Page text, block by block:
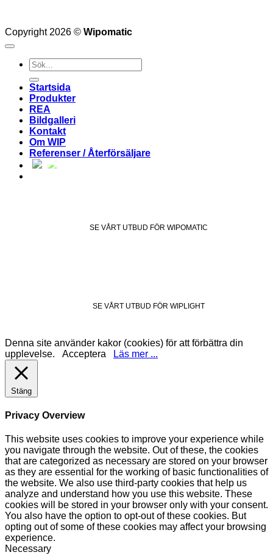
Copyright 2026 © Wipomatic
Sök
efter:
Startsida
Produkter
REA
Bildgalleri
Kontakt
Om WIP
Referenser / Återförsäljare
SE VÅRT UTBUD FÖR WIPOMATIC
SE VÅRT UTBUD FÖR WIPLIGHT
Denna site använder kakor (cookies) för att förbättra din
upplevelse. Acceptera Läs mer ...
Stäng
Privacy Overview
This website uses cookies to improve your experience while
you navigate through the website. Out of these, the cookies
that are categorized as necessary are stored on your browser
as they are essential for the working of basic functionalities of
the website. We also use third-party cookies that help us
analyze and understand how you use this website. These
cookies will be stored in your browser only with your consent.
You also have the option to opt-out of these cookies. But
opting out of some of these cookies may affect your browsing
experience.
Necessary